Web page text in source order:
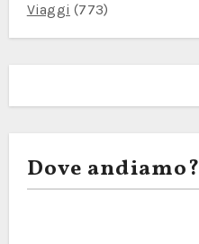
Viaggi (773)
Dove andiamo?